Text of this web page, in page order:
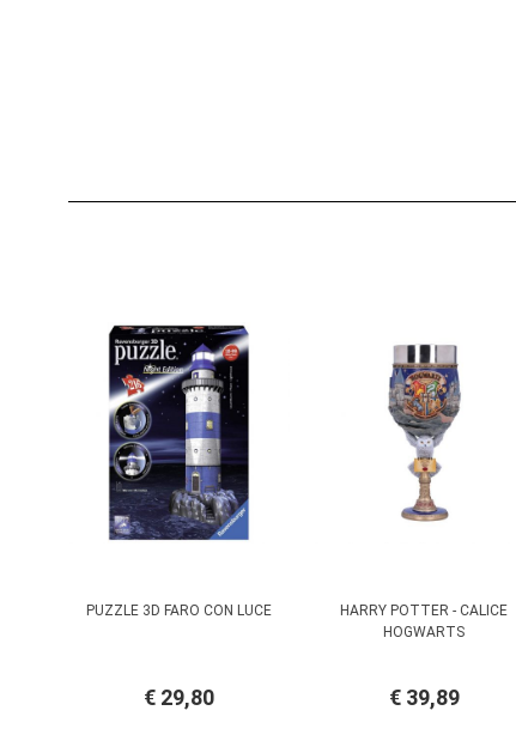
PUZZLE 3D FARO CON LUCE
€ 29,80
HARRY POTTER - CALICE
HOGWARTS
€ 39,89